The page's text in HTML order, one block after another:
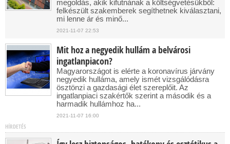
megoldás, akik kifutnának a költségvetésükből:
felkészült szakemberek segíthetnek kiválasztani,
mi lenne ár és minő...
2021-11-07 22:53
Mit hoz a negyedik hullám a belvárosi
ingatlanpiacon?
Magyarországot is elérte a koronavírus járvány
negyedik hulláma, amely ismét vizsgálódásra
ösztönzi a gazdasági élet szereplőit. Az
ingatlanpiaci szakértők szerint a második és a
harmadik hullámhoz ha...
2021-11-07 16:00
HÍRDETÉS